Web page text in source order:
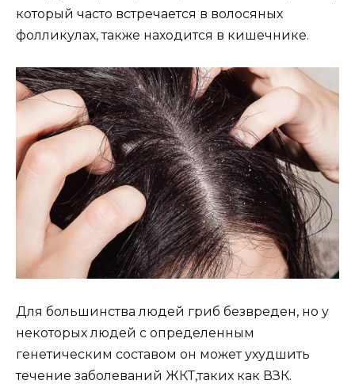
который часто встречается в волосяных
фолликулах, также находится в кишечнике.
Для большинства людей гриб безвреден, но у
некоторых людей с определенным
генетическим составом он может ухудшить
течение заболеваний ЖКТ,таких как ВЗК.